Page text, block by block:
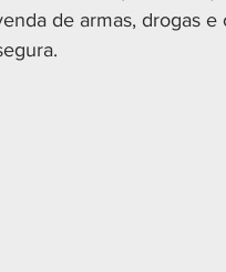
de armas, drogas